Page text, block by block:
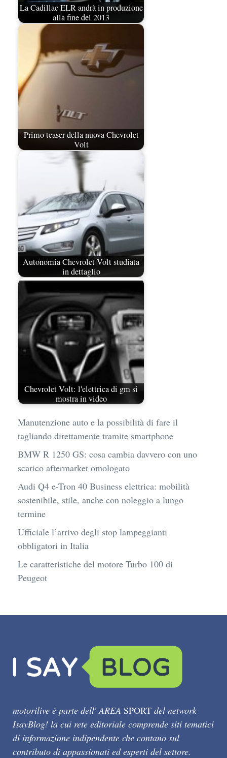
La Cadillac ELR andrà in produzione
alla fine del 2013
Primo teaser della nuova Chevrolet
Volt
Autonomia Chevrolet Volt studiata
in dettaglio
Chevrolet Volt: l'elettrica di gm si
mostra in video
Manutenzione auto e la possibilità di fare il
tagliando direttamente tramite smartphone
BMW R 1250 GS: cosa cambia davvero con uno
scarico aftermarket omologato
Audi Q4 e-Tron 40 Business elettrica: mobilità
sostenibile, stile, anche con noleggio a lungo
termine
Ufficiale l’arrivo degli stop lampeggianti
obbligatori in Italia
Le caratteristiche del motore Turbo 100 di
Peugeot
motorilive è parte dell' AREA SPORT del network
IsayBlog! la cui rete editoriale comprende siti tematici
di informazione indipendente che contano sul
contributo di appassionati ed esperti del settore.